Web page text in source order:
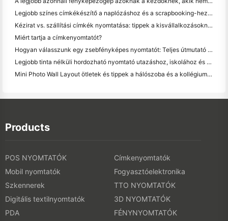
Legjobb színes címkékészítő a naplózáshoz és a scrapbooking-hez: több szín minden oldalhoz
Kézirat vs. szállítási címkék nyomtatása: tippek a kisvállalkozásoknak 2026-ban
Miért tartja a címkenyomtatót?
Hogyan válasszunk egy zsebfényképes nyomtatót: Teljes útmutató a naplózáshoz, utazáshoz és az iPhone-felhasználókhoz
Legjobb tinta nélküli hordozható nyomtató utazáshoz, iskolához és mobil munkához: Hanin MT620 Pro felülvizsgálat
Mini Photo Wall Layout ötletek és tippek a hálószoba és a kollégium díszítése
Products
POS NYOMTATÓK
Címkenyomtatók
Mobil nyomtatók
Fogyasztóelektronika
Szkennerek
TTO NYOMTATÓK
Digitális textilnyomtatók
3D NYOMTATÓK
PDA
FÉNYNYOMTATÓK